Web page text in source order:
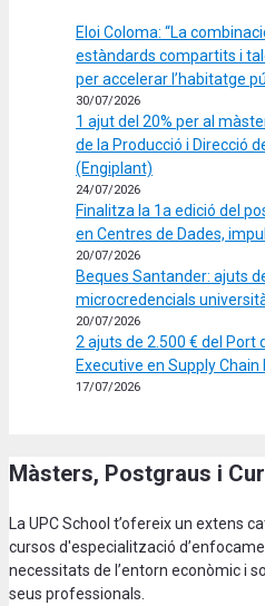
Eloi Coloma: “La
estàndards compartits i
per accelerar l’habitatge
30/07/2026
1 ajut del 20% per al
de la Producció i Direcció
(Engiplant)
24/07/2026
Finalitza la 1a edició del
en Centres de Dades,
20/07/2026
Beques Santander: ajuts
microcredencials
20/07/2026
2 ajuts de 2.500 € del Port
Executive en Supply
17/07/2026
Màsters, Postgraus i
La UPC School t’ofereix un extens
cursos d'especialització
necessitats de l’entorn econòmic i
seus professionals.